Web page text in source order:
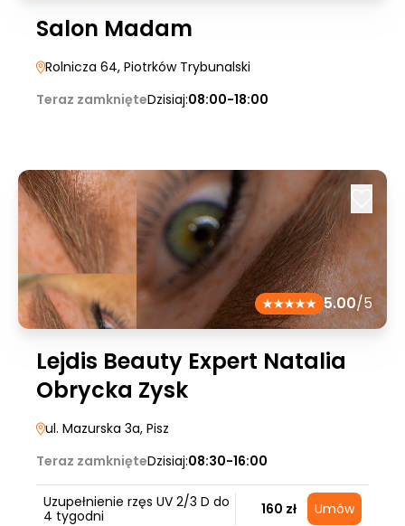
Salon Madam
Rolnicza 64, Piotrków Trybunalski
Teraz zamknięteDzisiaj:08:00-18:00
5.00/5
Lejdis Beauty Expert Natalia
Obrycka Zysk
ul. Mazurska 3a, Pisz
Teraz zamknięteDzisiaj:08:30-16:00
Uzupełnienie rzęs UV 2/3 D do
4 tygodni
160 zł Umów